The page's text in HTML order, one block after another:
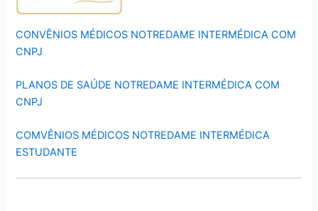
CONVÊNIOS MÉDICOS NOTREDAME INTERMÉDICA COM
CNPJ
PLANOS DE SAÚDE NOTREDAME INTERMÉDICA COM
CNPJ
COMVÊNIOS MÉDICOS NOTREDAME INTERMÉDICA
ESTUDANTE